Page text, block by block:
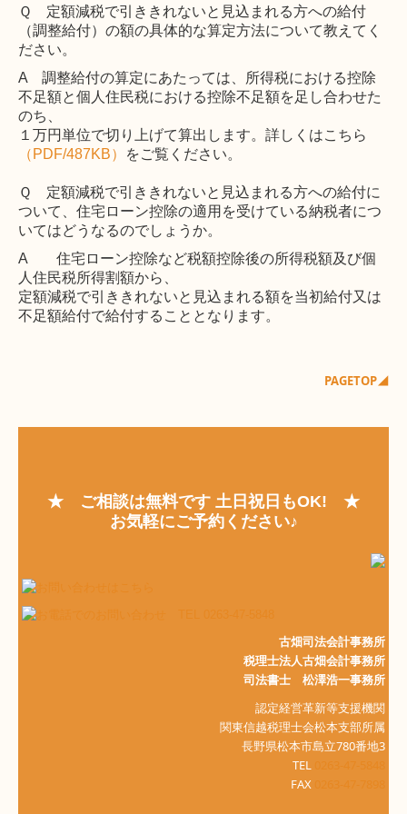
Ｑ 定額減税で引ききれないと見込まれる方への給付
（調整給付）の額の具体的な算定方法について教えてく
ださい。
A 調整給付の算定にあたっては、所得税における控除
不足額と個人住民税における控除不足額を足し合わせた
のち、
１万円単位で切り上げて算出します。詳しくはこちら
（PDF/487KB）
をご覧ください。
Ｑ 定額減税で引ききれないと見込まれる方への給付に
ついて、住宅ローン控除の適用を受けている納税者につ
いてはどうなるのでしょうか。
A 住宅ローン控除など税額控除後の所得税額及び個
人住民税所得割額から、
定額減税で引ききれないと見込まれる額を当初給付又は
不足額給付で給付することとなります。
PAGETOP◢
★ ご相談は無料です 土日祝日もOK! ★
お気軽にご予約ください♪
古畑司法会計事務所
税理士法人古畑会計事務所
司法書士 松澤浩一事務所
認定経営革新等支援機関
関東信越税理士会松本支部所属
長野県松本市島立780番地3
TEL
FAX